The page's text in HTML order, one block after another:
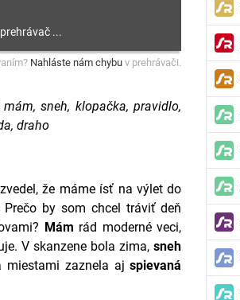
Nahláste nám chybu v prehrávači.
sneh, klopačka, pravidlo,
draho
že máme ísť na výlet do
by som chcel tráviť deň
Mám rád moderné veci,
V skanzene bola zima,sneh
miestami zaznela ajspievaná